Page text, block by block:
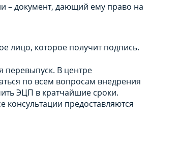
– документ, дающий ему право на
лицо, которое получит подпись.
перевыпуск. В центре
по всем вопросам внедрения
ЭЦП в кратчайшие сроки.
предоставляются